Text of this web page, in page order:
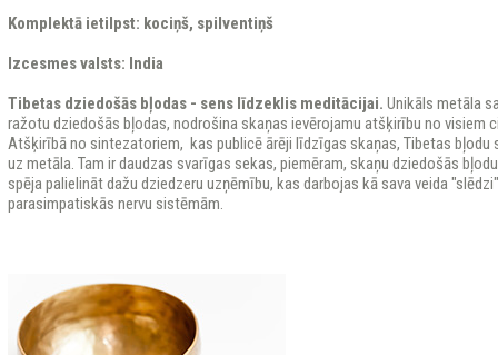
Komplektā ietilpst: kociņš, spilventiņš
Izcesmes valsts: India
Tibetas dziedošās bļodas - sens līdzeklis meditācijai. Unikāls metāla
ražotu dziedošās bļodas, nodrošina skaņas ievērojamu atšķirību no visiem
Atšķirībā no sintezatoriem, kas publicē ārēji līdzīgas skaņas, Tibetas bļodu
uz metāla. Tam ir daudzas svarīgas sekas, piemēram, skaņu dziedošās
spēja palielināt dažu dziedzeru uzņēmību, kas darbojas kā sava veida
parasimpatiskās nervu sistēmām.